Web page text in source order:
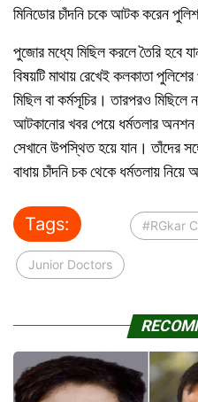
মিনিডোর চাঁদনি চকে আটক করেন
পুজোর মধ্যে মিছিল করলে তৈরি হবে
বিষয়টি মাথায় রেখেই কলকাতা
মিছিল বা কর্মসূচির। তারপরও মিছিলে
আটকানোর খবর পেয়ে ধর্মতলার অনশন
সেখানে উপস্থিত হয়ে যান। তাঁদের
বাধায় চাঁদনি চক থেকে ধর্মতলায়
Tags: #RGkar
Junior Doctors